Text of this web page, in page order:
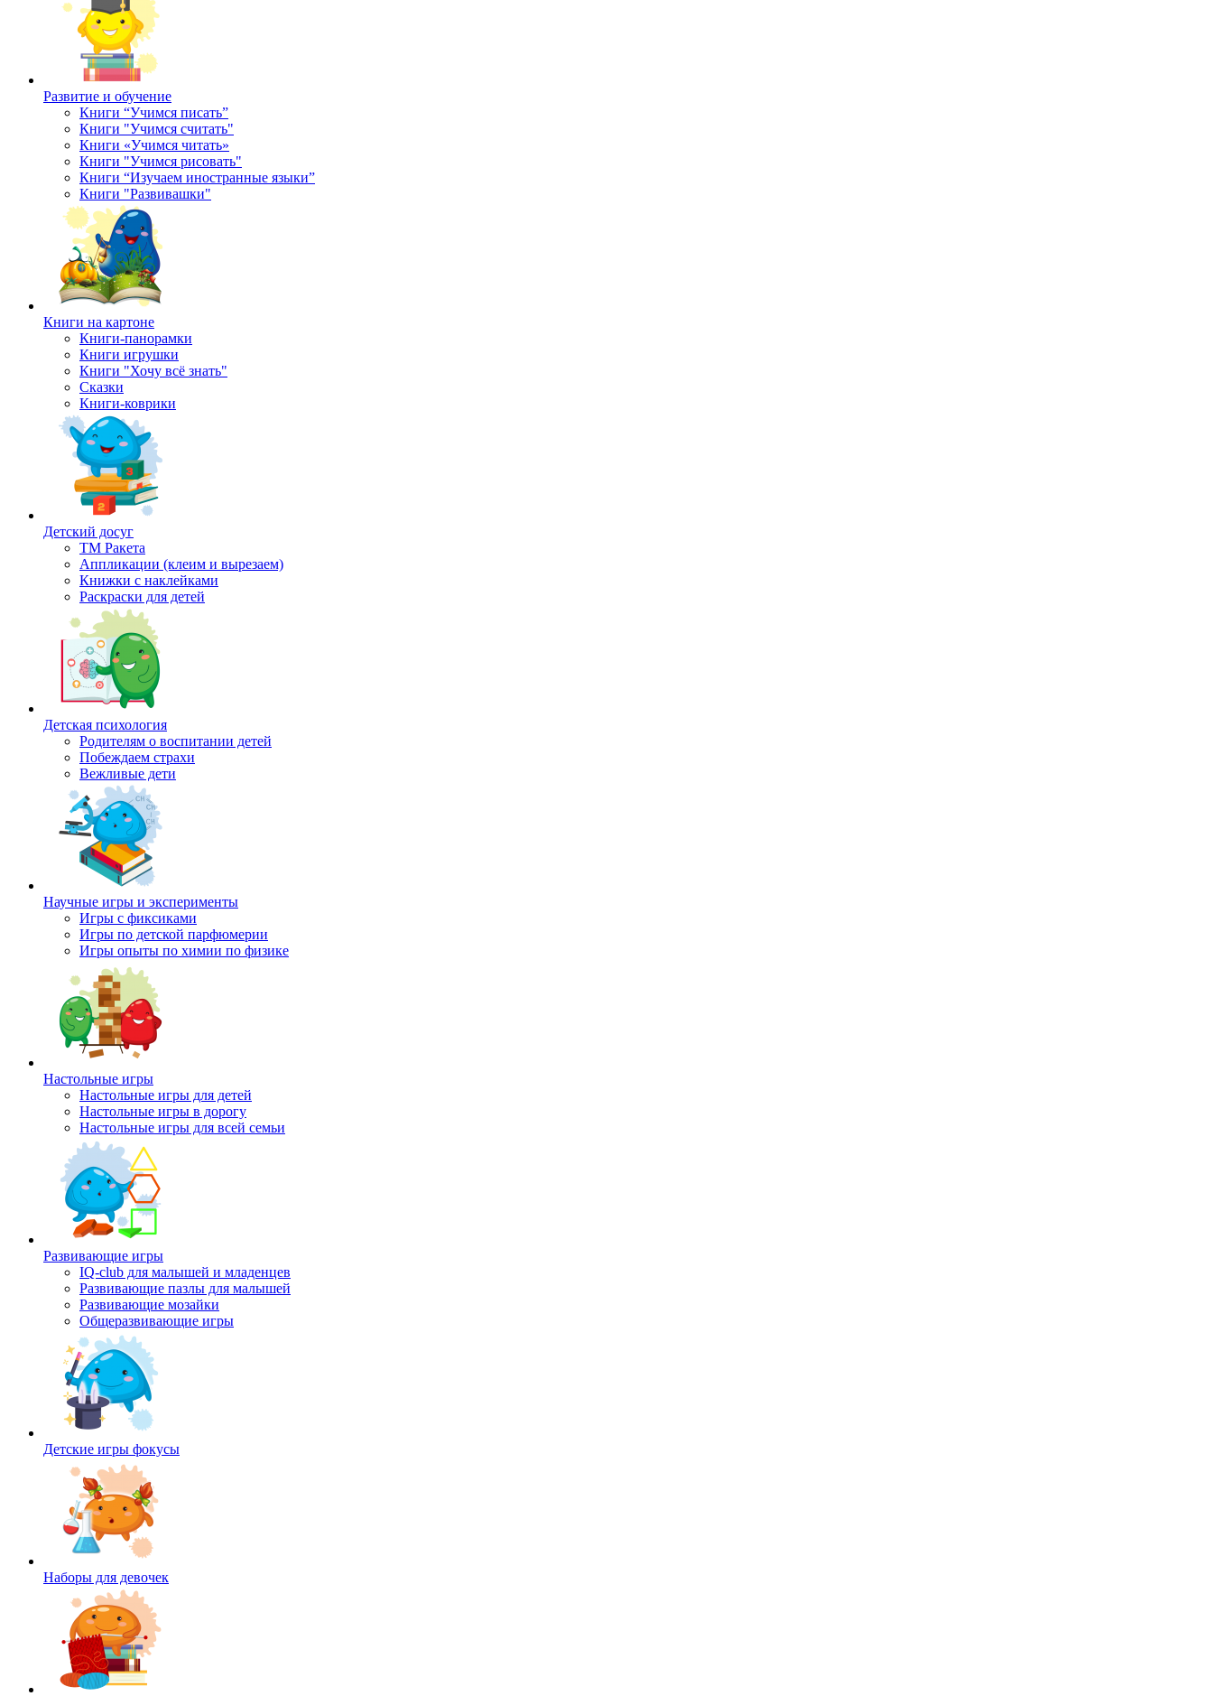
Развитие и обучение
Книги “Учимся писать”
Книги "Учимся считать"
Книги «Учимся читать»
Книги "Учимся рисовать"
Книги “Изучаем иностранные языки”
Книги "Развивашки"
Книги на картоне
Книги-панорамки
Книги игрушки
Книги "Хочу всё знать"
Сказки
Книги-коврики
Детский досуг
ТМ Ракета
Аппликации (клеим и вырезаем)
Книжки с наклейками
Раскраски для детей
Детская психология
Родителям о воспитании детей
Побеждаем страхи
Вежливые дети
Научные игры и эксперименты
Игры с фиксиками
Игры по детской парфюмерии
Игры опыты по химии по физике
Настольные игры
Настольные игры для детей
Настольные игры в дорогу
Настольные игры для всей семьи
Развивающие игры
IQ-club для малышей и младенцев
Развивающие пазлы для малышей
Развивающие мозайки
Общеразвивающие игры
Детские игры фокусы
Наборы для девочек